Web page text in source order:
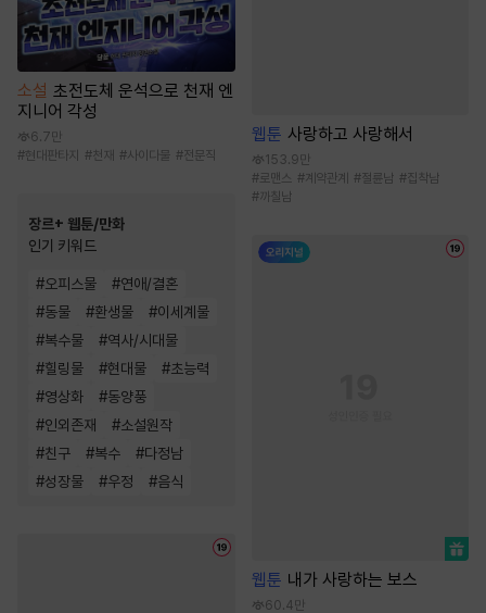
소설 초전도체 운석으로 천재 엔
지니어 각성
6.7만
#현대판타지 #천재 #사이다물 #전문직
장르+ 웹툰/만화
인기 키워드
#오피스물 #연애/결혼
#동물 #환생물 #이세계물
#복수물 #역사/시대물
#힐링물 #현대물 #초능력
#영상화 #동양풍
#인외존재 #소설원작
#친구 #복수 #다정남
#성장물 #우정 #음식
웹툰 사랑하고 사랑해서
153.9만
#로맨스 #계약관계 #절륜남 #집착남
#까칠남
웹툰 내가 사랑하는 보스
60.4만